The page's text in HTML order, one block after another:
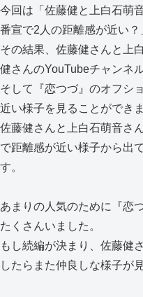
今回は「佐藤健と上白石萌
番宣で2人の距離感が近い？
その結果、佐藤健さんと上
健さんのYouTubeチャンネ
そして『恋つづ』のオフシ
近い様子を見ることができま
佐藤健さんと上白石萌音さ
で距離感が近い様子から出
す。
あまりの人気のために『恋
たくさんいました。
もし続編が決まり、佐藤健
したらまた仲良しな様子が